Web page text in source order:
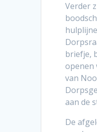
Verder
briefje,
openen
van
aan de
De